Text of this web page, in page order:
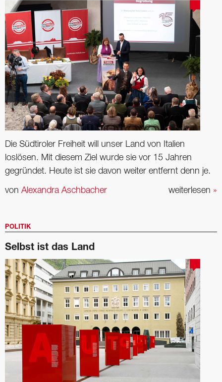
Die Südtiroler Freiheit will unser Land von Italien
loslösen. Mit diesem Ziel wurde sie vor 15 Jahren
gegründet. Heute ist sie davon weiter entfernt denn je.
weiterlesen »
von Alexandra Aschbacher
POLITIK
Selbst ist das Land